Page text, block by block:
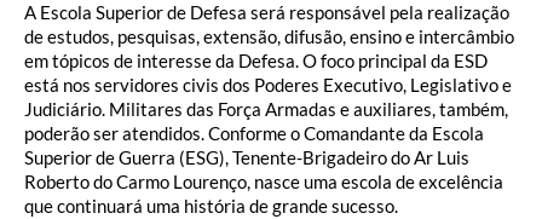
A Escola Superior de Defesa será responsável pela realização
de estudos, pesquisas, extensão, difusão, ensino e intercâmbio
em tópicos de interesse da Defesa. O foco principal da ESD
está nos servidores civis dos Poderes Executivo, Legislativo e
Judiciário. Militares das Força Armadas e auxiliares, também,
poderão ser atendidos. Conforme o Comandante da Escola
Superior de Guerra (ESG), Tenente-Brigadeiro do Ar Luis
Roberto do Carmo Lourenço, nasce uma escola de excelência
que continuará uma história de grande sucesso.